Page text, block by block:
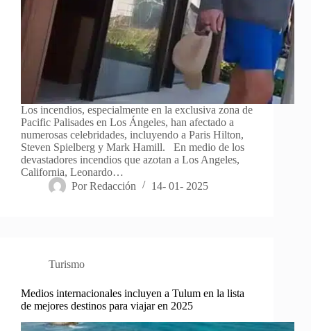
Los incendios, especialmente en la exclusiva zona de
Pacific Palisades en Los Ángeles, han afectado a
numerosas celebridades, incluyendo a Paris Hilton,
Steven Spielberg y Mark Hamill. En medio de los
devastadores incendios que azotan a Los Angeles,
California, Leonardo…
Por Redacción 14- 01- 2025
Turismo
Medios internacionales incluyen a Tulum en la lista
de mejores destinos para viajar en 2025